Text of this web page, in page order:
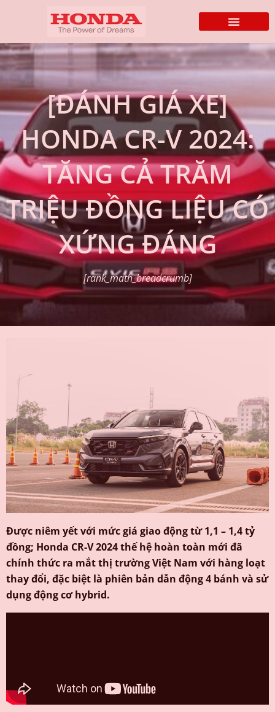
[ĐÁNH GIÁ XE]
HONDA CR-V 2024:
TĂNG CẢ TRĂM
TRIỆU ĐỒNG LIỆU CÓ
XỨNG ĐÁNG
[rank_math_breadcrumb]
Được niêm yết với mức giá giao động từ 1,1 – 1,4 tỷ
đồng; Honda CR-V 2024 thế hệ hoàn toàn mới đã
chính thức ra mắt thị trường Việt Nam với hàng loạt
thay đổi, đặc biệt là phiên bản dẫn động 4 bánh và sử
dụng động cơ hybrid.